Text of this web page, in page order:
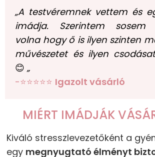
„A testvéremnek vettem és
imádja. Szerintem sosem
volna hogy ő is ilyen szinten
művészetet és ilyen
😊 „
-⭐⭐⭐⭐⭐ Igazolt vásárló
MIÉRT IMÁDJÁK
Kiváló stresszlevezetőként a
egy megnyugtató élményt